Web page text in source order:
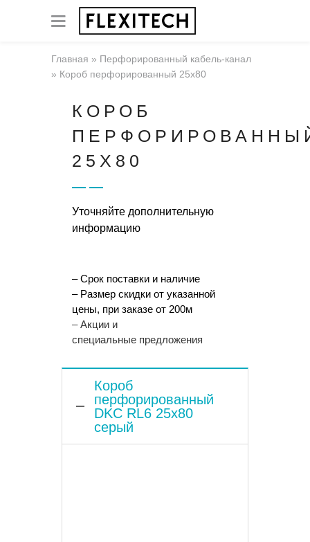
Главная » Перфорированный кабель-канал
» Короб перфорированный 25х80
КОРОБ
25Х80
Уточняйте дополнительную
информацию
– Срок поставки и наличие
– Размер скидки от указанной
цены, при заказе от 200м
– Акции и
специальные предложения
Короб
перфорированный
DKC RL6 25х80
серый